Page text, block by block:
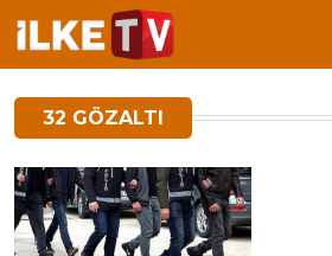
32 GÖZALTI